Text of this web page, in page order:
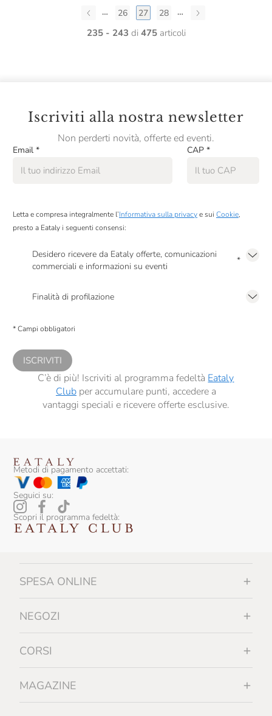
… 26 27 28 …
235 - 243 di 475articoli
Iscriviti alla nostra newsletter
Non perderti novità, offerte ed eventi.
Email * CAP *
Letta e compresa integralmente l’Informativa sulla privacye sui Cookie,
presto a Eataly i seguenti consensi:
Desidero ricevere da Eataly offerte, comunicazioni
commerciali e informazioni su eventi
*
Finalità di profilazione
comunicazioni commerciali personalizzate, in caso di consenso prestato ai
* Campi obbligatori
ISCRIVITI
C’è di più! Iscriviti al programma fedeltà Eataly
Clubper accumulare punti, accedere a
vantaggi speciali e ricevere offerte esclusive.
Metodi di pagamento accettati:
Seguici su:
Scopri il programma fedeltà:
SPESA ONLINE
NEGOZI
CORSI
MAGAZINE